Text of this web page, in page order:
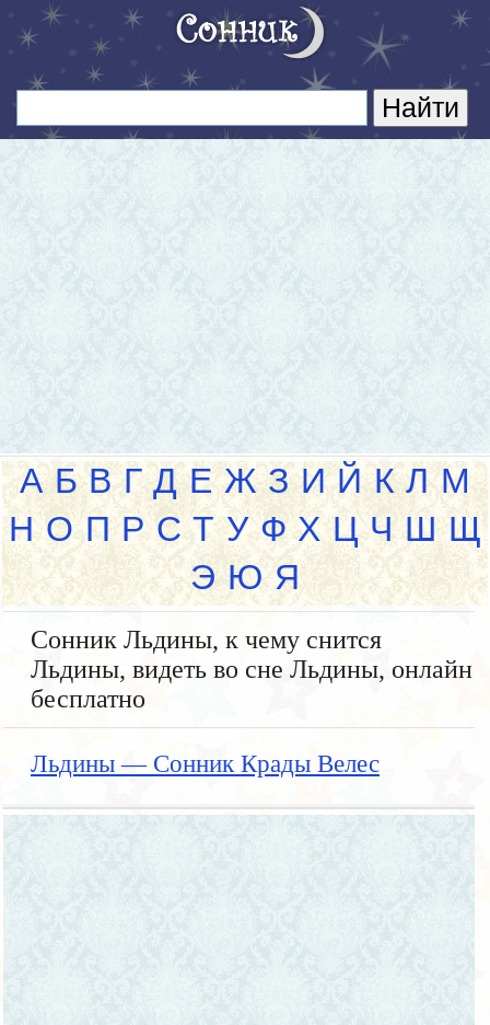
А Б В Г Д Е Ж З И Й К Л М
Н О П Р С Т У Ф Х Ц Ч Ш Щ
Э Ю Я
Сонник Льдины, к чему снится
Льдины, видеть во сне Льдины, онлайн
бесплатно
Льдины — Сонник Крады Велес